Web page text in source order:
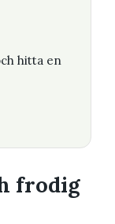
hitta en
frodig